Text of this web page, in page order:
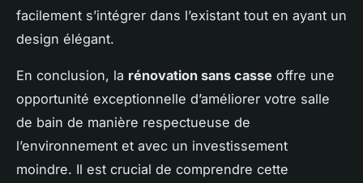
facilement s’intégrer dans l’existant tout en ayant un
design élégant.
En conclusion, la rénovation sans casse offre une
opportunité exceptionnelle d’améliorer votre salle
de bain de manière respectueuse de
l’environnement et avec un investissement
moindre. Il est crucial de comprendre cette